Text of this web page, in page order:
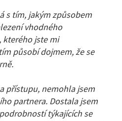
s tím, jakým způsobem
vhodného
kterého jste mi
působí dojmem, že se
přístupu, nemohla jsem
partnera. Dostala jsem
týkajících se